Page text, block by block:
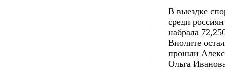
В выездке
среди
набрала
Виолите
прошли
Ольга